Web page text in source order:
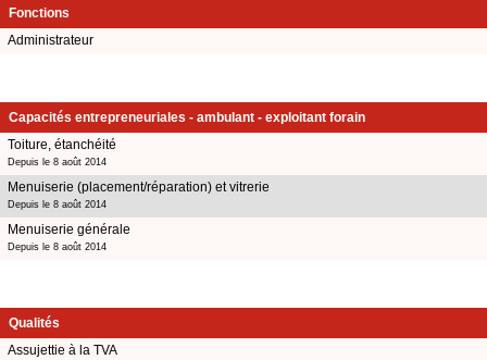
Fonctions
Administrateur
Capacités entrepreneuriales - ambulant - exploitant forain
Toiture, étanchéité
Depuis le 8 août 2014
Menuiserie (placement/réparation) et vitrerie
Depuis le 8 août 2014
Menuiserie générale
Depuis le 8 août 2014
Qualités
Assujettie à la TVA